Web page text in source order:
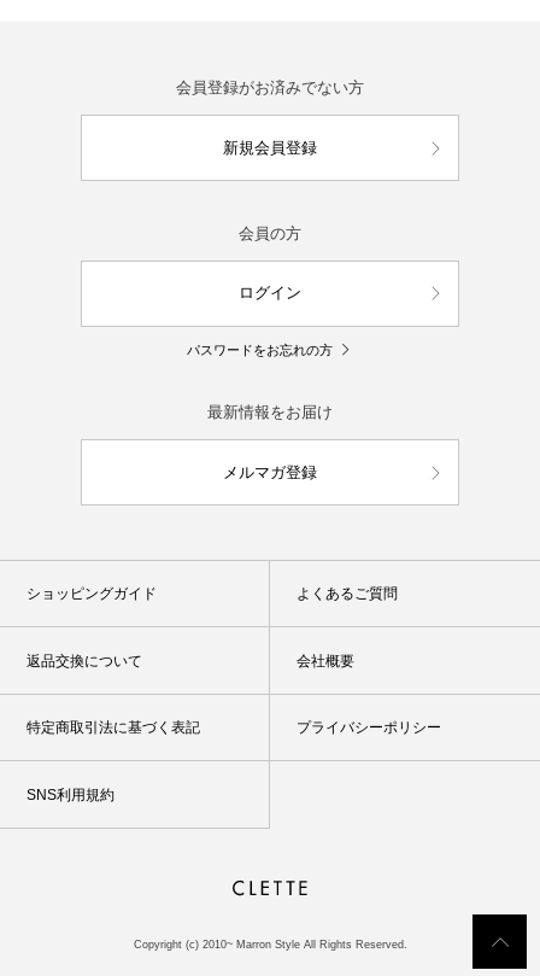
会員登録がお済みでない方
新規会員登録
会員の方
ログイン
パスワードをお忘れの方
最新情報をお届け
メルマガ登録
ショッピングガイド よくあるご質問
返品交換について 会社概要
特定商取引法に基づく表記 プライバシーポリシー
SNS利用規約
Copyright (c) 2010~ Marron Style All Rights Reserved.